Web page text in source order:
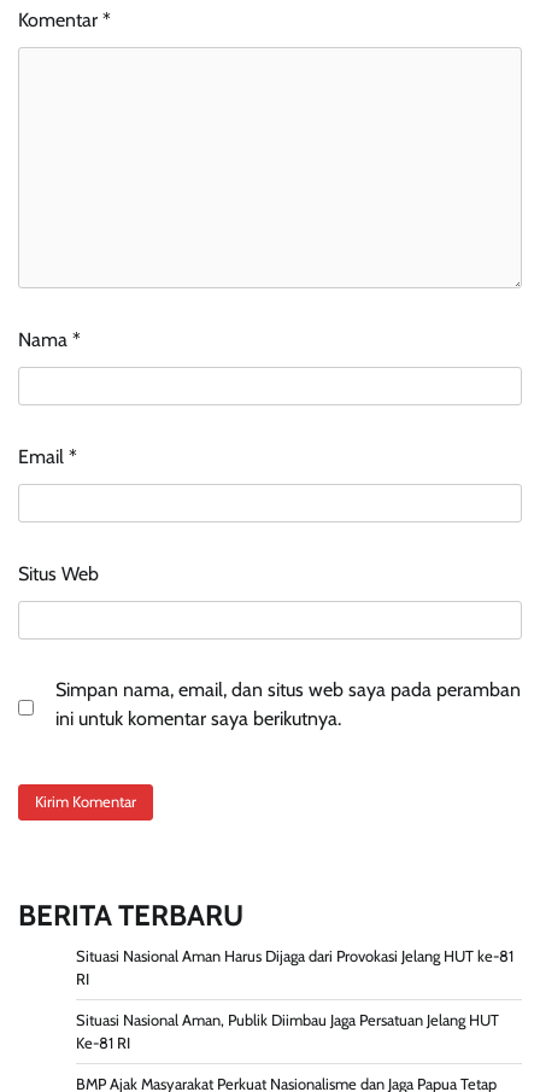
Komentar *
Nama *
Email *
Situs Web
Simpan nama, email, dan situs web saya pada peramban
ini untuk komentar saya berikutnya.
BERITA TERBARU
Situasi Nasional Aman Harus Dijaga dari Provokasi Jelang HUT ke-81
RI
Situasi Nasional Aman, Publik Diimbau Jaga Persatuan Jelang HUT
Ke-81 RI
BMP Ajak Masyarakat Perkuat Nasionalisme dan Jaga Papua Tetap